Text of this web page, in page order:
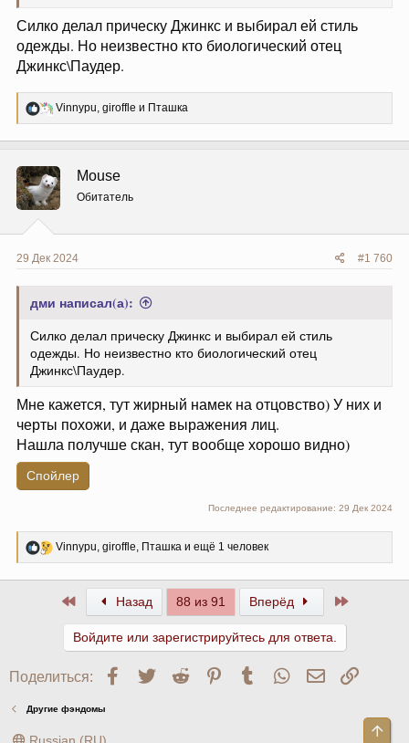
Силко делал прическу Джинкс и выбирал ей стиль
одежды. Но неизвестно кто биологический отец
Джинкс\Паудер.
Р
ц
и
и
:
Vinnypu giroffle и Пташка
Mouse
Обитатель
29 Дек 2024 #1 760
дми написал(а):
Силко делал прическу Джинкс и выбирал ей стиль
одежды. Но неизвестно кто биологический отец
Джинкс\Паудер.
Мне кажется, тут жирный намек на отцовство) У них и
черты похожи, и даже выражения лиц.
Нашла получше скан, тут вообще хорошо видно)
Спойлер
Последнее редактирование: 29 Дек 2024
Р
Vinnypu giroffle Пташка и ещё 1 человек
ПервыйНазад 88 из 91 Вперёд
Войдите или зарегистрируйтесь для ответа.
Поделиться: Facebook
Twitter Reddit PinterestTumblr WhatsApp
Другие фэндомы